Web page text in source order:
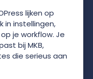
lijken op
in instellingen,
je workflow. Je
bij MKB,
die serieus aan